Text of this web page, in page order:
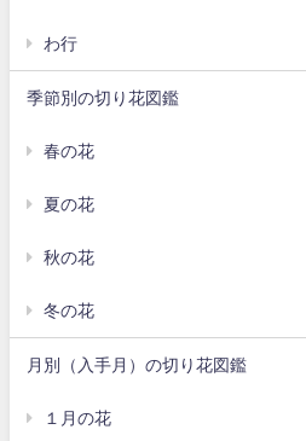
わ行
季節別の切り花図鑑
春の花
夏の花
秋の花
冬の花
月別（入手月）の切り花図鑑
１月の花